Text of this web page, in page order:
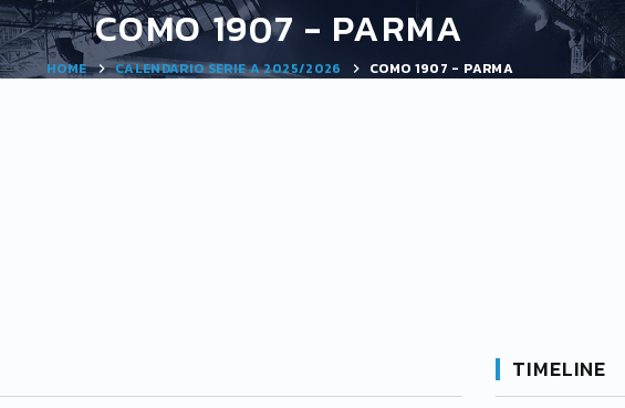
COMO 1907 - PARMA
HOME CALENDARIO SERIE A 2025/2026 COMO 1907 - PARMA
TIMELINE